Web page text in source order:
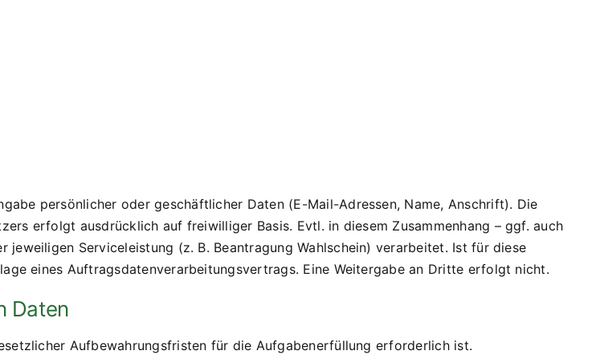
persönlicher oder geschäftlicher Daten (E-Mail-Adressen, Name, Anschrift). Die
erfolgt ausdrücklich auf freiwilliger Basis. Evtl. in diesem Zusammenhang – ggf. auch
Serviceleistung (z. B. Beantragung Wahlschein) verarbeitet. Ist für diese
eines Auftragsdatenverarbeitungsvertrags. Eine Weitergabe an Dritte erfolgt nicht.
Daten
Aufbewahrungsfristen für die Aufgabenerfüllung erforderlich ist.